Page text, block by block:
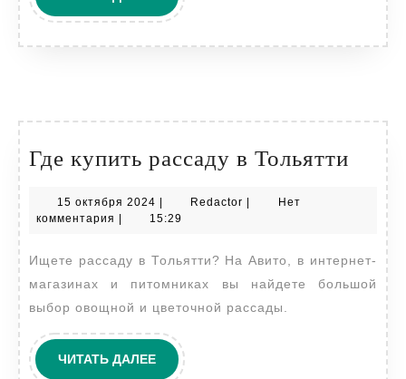
ДАЛЕЕ
Где купить рассаду в Тольятти
15 октября 2024 15
октября
Redactor Redactor
Нет
комментария
15:29
Ищете рассаду в Тольятти? На Авито, в интернет-
магазинах и питомниках вы найдете большой
выбор овощной и цветочной рассады.
ЧИТАТЬ ДАЛЕЕЧИТАТЬ